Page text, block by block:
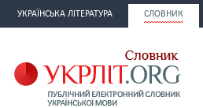
УКРАЇНСЬКА ЛІТЕРАТУРА СЛОВНИК